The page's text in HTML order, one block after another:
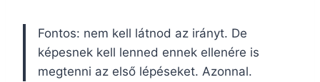
Fontos: nem kell látnod az irányt. De
képesnek kell lenned ennek ellenére is
megtenni az első lépéseket. Azonnal.